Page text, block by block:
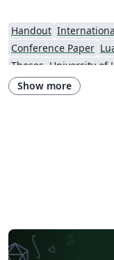
Handout
Conference Paper
Theses University of
Show more